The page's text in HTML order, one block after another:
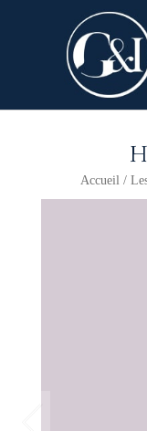
Accueil /